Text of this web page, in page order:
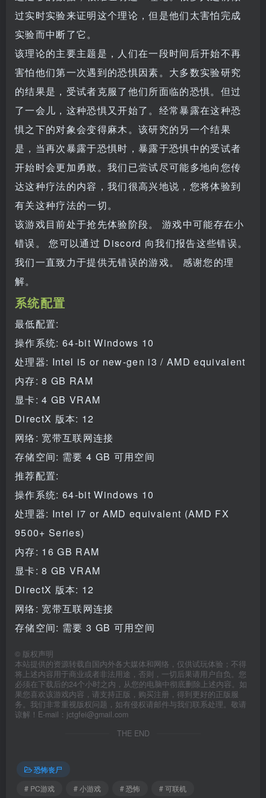
过实时实验来证明这个理论，但是他们太害怕完成
实验而中断了它。
该理论的主要主题是，人们在一段时间后开始不再
害怕他们第一次遇到的恐惧因素。大多数实验研究
的结果是，受试者克服了他们所面临的恐惧。但过
了一会儿，这种恐惧又开始了。经常暴露在这种恐
惧之下的对象会变得麻木。该研究的另一个结果
是，当再次暴露于恐惧时，暴露于恐惧中的受试者
开始时会更加勇敢。我们已尝试尽可能多地向您传
达这种疗法的内容，我们很高兴地说，您将体验到
有关这种疗法的一切。
该游戏目前处于抢先体验阶段。 游戏中可能存在小
错误。 您可以通过 Discord 向我们报告这些错误。
我们一直致力于提供无错误的游戏。 感谢您的理
解。
系统配置
最低配置:
操作系统: 64-bit Windows 10
处理器: Intel i5 or new-gen i3 / AMD equivalent
内存: 8 GB RAM
显卡: 4 GB VRAM
DirectX 版本: 12
网络: 宽带互联网连接
存储空间: 需要 4 GB 可用空间
推荐配置:
操作系统: 64-bit Windows 10
处理器: Intel i7 or AMD equivalent (AMD FX
9500+ Series)
内存: 16 GB RAM
显卡: 8 GB VRAM
DirectX 版本: 12
网络: 宽带互联网连接
存储空间: 需要 3 GB 可用空间
© 版权声明
本站提供的资源转载自国内外各大媒体和网络，仅供试玩体验；不得
将上述内容用于商业或者非法用途，否则，一切后果请用户自负。您
必须在下载后的24个小时之内，从您的电脑中彻底删除上述内容。如
果您喜欢该游戏内容，请支持正版，购买注册，得到更好的正版服
务。我们非常重视版权问题，如有侵权请邮件与我们联系处理。敬请
谅解！E-mail：jctgfei@gmail.com
THE END
恐怖丧尸
# PC游戏
# 小游戏 # 恐怖 # 可联机